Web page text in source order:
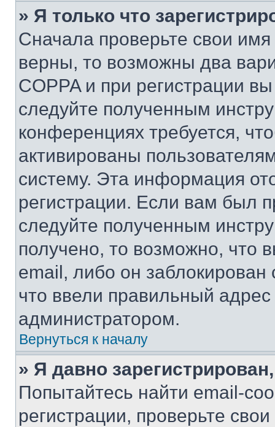
» Я только что
Сначала проверьте свои
верны, то возможны два
COPPA и при регистрации
следуйте полученным
конференциях требуется,
активированы
систему. Эта информация
регистрации. Если вам был
следуйте полученным
получено, то возможно, что
email, либо он
что ввели правильный адрес
администратором.
Вернуться к началу
» Я давно
Попытайтесь найти email-
регистрации, проверьте